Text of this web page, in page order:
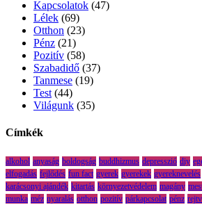
Kapcsolatok (47)
Lélek (69)
Otthon (23)
Pénz (21)
Pozitív (58)
Szabadidő (37)
Tanmese (19)
Test (44)
Világunk (35)
Címkék
alkohol anyaság boldogság buddhizmus depresszió diy
elfogadás fejlődés fun fact gyerek gyerekek gyereknevelés
karácsonyi ajándék kitartás környezetvédelem magány
munka méz nyaralás otthon pozitív párkapcsolat pénz